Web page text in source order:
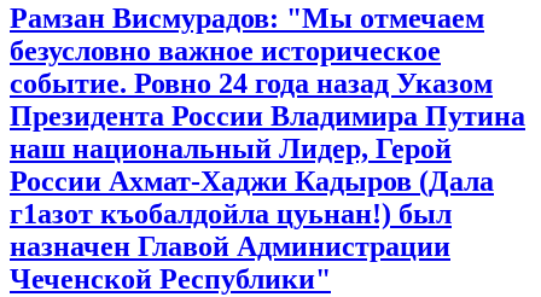
Рамзан Висмурадов: "Мы отмечаем
безусловно важное историческое
событие. Ровно 24 года назад Указом
Президента России Владимира Путина
наш национальный Лидер, Герой
России Ахмат-Хаджи Кадыров (Дала
г1азот къобалдойла цуьнан!) был
назначен Главой Администрации
Чеченской Республики"